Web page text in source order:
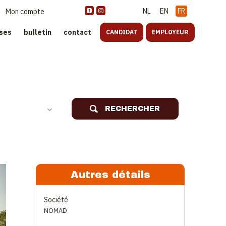
NL EN FR
Mon compte
bulletin contact CANDIDAT EMPLOYEUR
RECHERCHER
Autres détails
Société
NOMAD